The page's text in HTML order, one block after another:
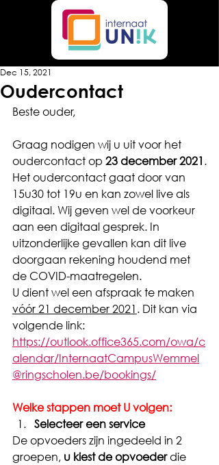
Oudercontact
Dec 15, 2021
Beste ouder,
Graag nodigen wij u uit voor het
oudercontact op 23 december 2021.
Het oudercontact gaat door van
15u30 tot 19u en kan zowel live als
digitaal. Wij geven wel de voorkeur
aan een digitaal gesprek. In
uitzonderlijke gevallen kan dit live
doorgaan rekening houdend met
de COVID-maatregelen.
U dient wel een afspraak te maken
vóór 21 december 2021. Dit kan via
volgende link:
https://outlook.office365.com/owa/c
alendar/InternaatCampusWemmel
@ringscholen.be/bookings/
Welke stappen moet U volgen:
Selecteer een service
De opvoeders zijn ingedeeld in 2
groepen, u kiest de opvoeder die